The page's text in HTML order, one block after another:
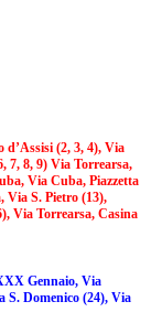
d’Assisi (2, 3, 4), Via
7, 8, 9) Via Torrearsa,
Via Cuba, Piazzetta
Via S. Pietro (13),
Via Torrearsa, Casina
Gennaio, Via
S. Domenico (24), Via